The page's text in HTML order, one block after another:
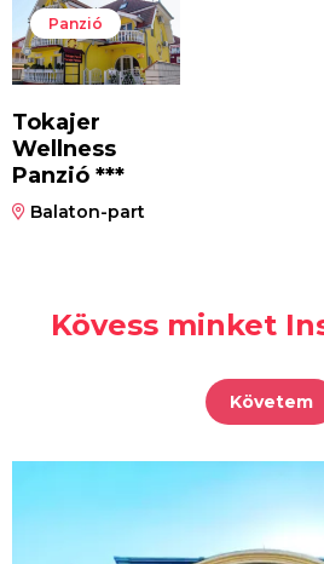
Panzió
Tokajer
Wellness
Panzió ***
Balaton-part
Kövess minket
Követem